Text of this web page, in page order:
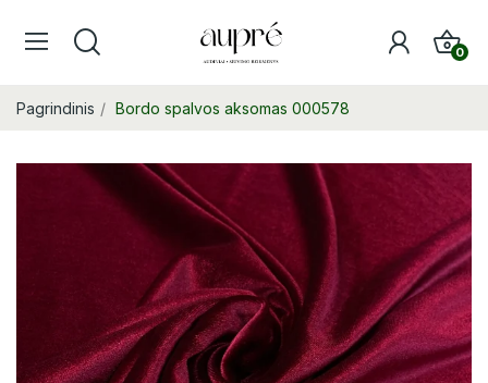
0
Pagrindinis Bordo spalvos aksomas 000578